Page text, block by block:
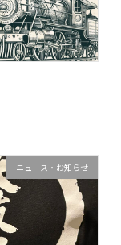
ニュース・お知らせ